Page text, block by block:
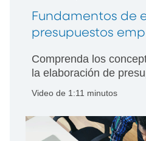
Fundamentos de
presupuestos
Comprenda los
la elaboración de
administración del
planificación del
Video de 1:11 minutos